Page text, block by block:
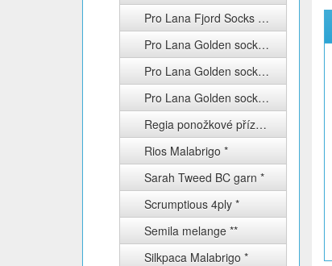
Pro Lana Fjord Socks Puzzle **
Pro Lana Golden socks color **
Pro Lana Golden socks silk **
Pro Lana Golden socks uni 4-fach **
Regia ponožkové příze Schachenmayr *
Rios Malabrigo *
Sarah Tweed BC garn *
Scrumptious 4ply *
Semila melange **
Silkpaca Malabrigo *